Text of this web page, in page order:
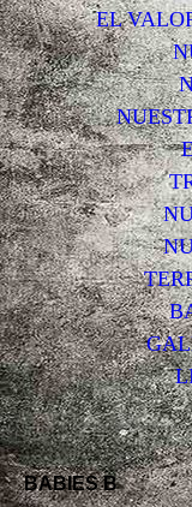
EL
BABIES B